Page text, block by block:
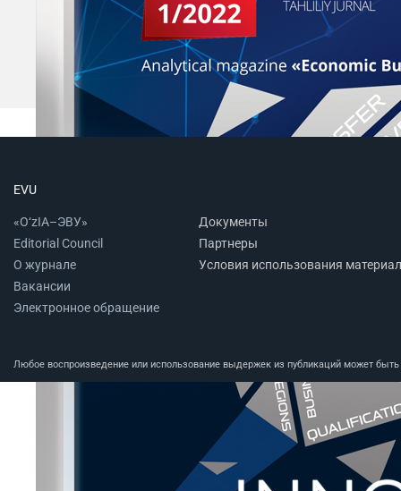
EVU
«O‘zIA–ЭВУ»
Editorial Council
О журнале
Вакансии
Электронное обращение
Документы
Партнеры
Условия использования
Любое воспроизведение или использование выдержек из публикаций может